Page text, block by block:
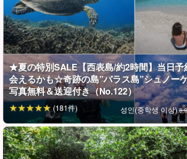
사진 데이터 무료 증정
★夏の特別SALE【西表島/約2時間】当日予
会えるかも☆奇跡の島”バラス島”シュノー
写真無料＆送迎付き（No.122）
성인(중학생 이상)
(181件)